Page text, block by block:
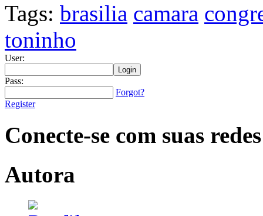
Tags: brasilia camara
toninho
User:
Pass:
Forgot?
Register
Conecte-se com suas redes
Autora